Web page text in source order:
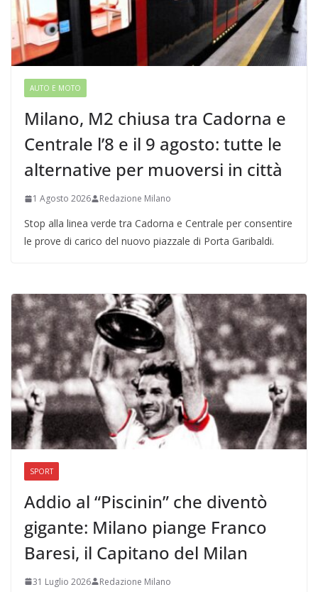
AUTO E MOTO
Milano, M2 chiusa tra Cadorna e
Centrale l’8 e il 9 agosto: tutte le
alternative per muoversi in città
1 Agosto 2026 Redazione Milano
Stop alla linea verde tra Cadorna e Centrale per consentire
le prove di carico del nuovo piazzale di Porta Garibaldi.
SPORT
Addio al “Piscinin” che diventò
gigante: Milano piange Franco
Baresi, il Capitano del Milan
31 Luglio 2026 Redazione Milano